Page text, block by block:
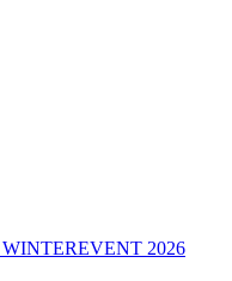
2026